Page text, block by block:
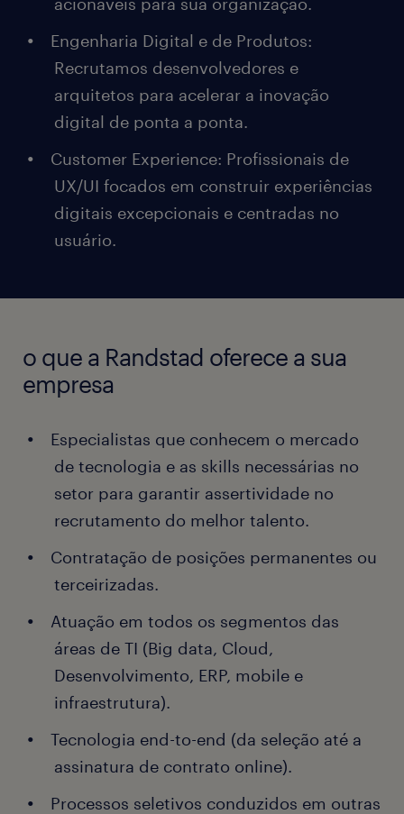
Engenharia Digital e de Produtos:
Recrutamos desenvolvedores e
arquitetos para acelerar a inovação
digital de ponta a ponta.
Customer Experience: Profissionais de
UX/UI focados em construir experiências
digitais excepcionais e centradas no
usuário.
o que a Randstad oferece a sua
empresa
Especialistas que conhecem o mercado
de tecnologia e as skills necessárias no
setor para garantir assertividade no
recrutamento do melhor talento.
Contratação de posições permanentes ou
terceirizadas.
Atuação em todos os segmentos das
áreas de TI (Big data, Cloud,
Desenvolvimento, ERP, mobile e
infraestrutura).
Tecnologia end-to-end (da seleção até a
assinatura de contrato online).
Processos seletivos conduzidos em outras